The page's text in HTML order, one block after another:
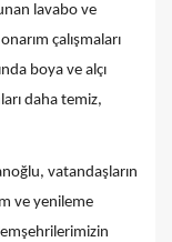
lavabo ve
çalışmaları
boya ve alçı
daha temiz,
vatandaşların
ve yenileme